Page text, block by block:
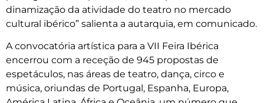
dinamização da atividade do teatro no mercado
cultural ibérico” salienta a autarquia, em comunicado.
A convocatória artística para a VII Feira Ibérica
encerrou com a receção de 945 propostas de
espetáculos, nas áreas de teatro, dança, circo e
música, oriundas de Portugal, Espanha, Europa,